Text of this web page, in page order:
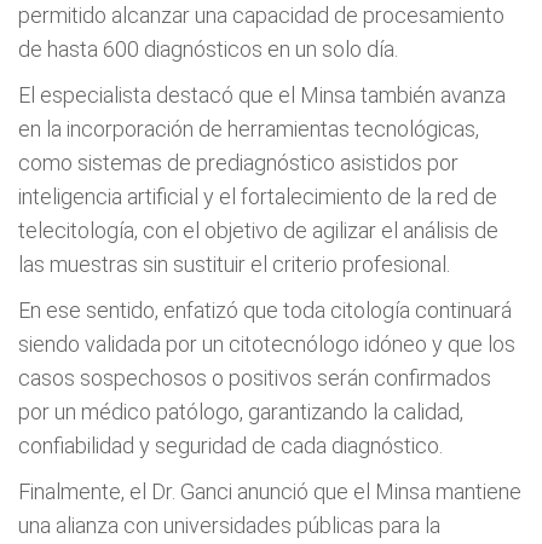
permitido alcanzar una capacidad de procesamiento
de hasta 600 diagnósticos en un solo día.
El especialista destacó que el Minsa también avanza
en la incorporación de herramientas tecnológicas,
como sistemas de prediagnóstico asistidos por
inteligencia artificial y el fortalecimiento de la red de
telecitología, con el objetivo de agilizar el análisis de
las muestras sin sustituir el criterio profesional.
En ese sentido, enfatizó que toda citología continuará
siendo validada por un citotecnólogo idóneo y que los
casos sospechosos o positivos serán confirmados
por un médico patólogo, garantizando la calidad,
confiabilidad y seguridad de cada diagnóstico.
Finalmente, el Dr. Ganci anunció que el Minsa mantiene
una alianza con universidades públicas para la